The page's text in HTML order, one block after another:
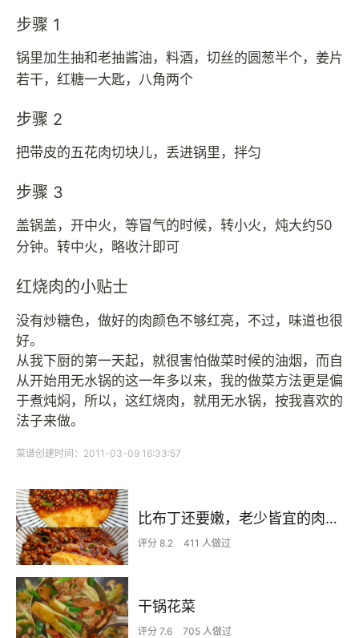
步骤 1
锅里加生抽和老抽酱油，料酒，切丝的圆葱半个，姜片
若干，红糖一大匙，八角两个
步骤 2
把带皮的五花肉切块儿，丢进锅里，拌匀
步骤 3
盖锅盖，开中火，等冒气的时候，转小火，炖大约50
分钟。转中火，略收汁即可
红烧肉的小贴士
没有炒糖色，做好的肉颜色不够红亮，不过，味道也很
好。
从我下厨的第一天起，就很害怕做菜时候的油烟，而自
从开始用无水锅的这一年多以来，我的做菜方法更是偏
于煮炖焖，所以，这红烧肉，就用无水锅，按我喜欢的
法子来做。
菜谱创建时间：2011-03-09 16:33:57
比布丁还要嫩，老少皆宜的肉沫蒸蛋
评分 8.2 411 人做过
干锅花菜
评分 7.6 705 人做过